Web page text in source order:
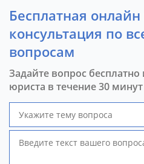
Бесплатная
консультация по
вопросам
Задайте вопрос бесплатно
юриста в течение 30 минут